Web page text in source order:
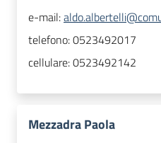
e-mail:
telefono:0523492017
cellulare:0523492142
Mezzadra Paola